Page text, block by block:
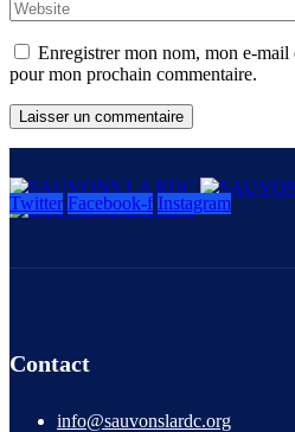
Enregistrer mon nom, mon e-mail
pour mon prochain commentaire.
Twitter Facebook-f Instagram
Contact
info@sauvonslardc.org